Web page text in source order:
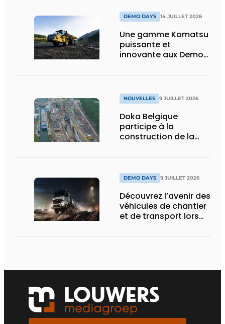
DEMO DAYS 14 JUILLET 2026
Une gamme Komatsu
puissante et
innovante aux Demo
NOUVELLES 9 JUILLET 2026
Doka Belgique
participe à la
construction de la
DEMO DAYS 9 JUILLET 2026
Découvrez l’avenir des
véhicules de chantier
et de transport lors